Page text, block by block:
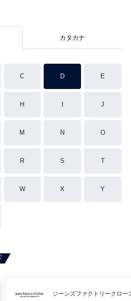
カタカナ
C D E
H J
M N O
R S T
W X Y
ジーンズファクトリークロー